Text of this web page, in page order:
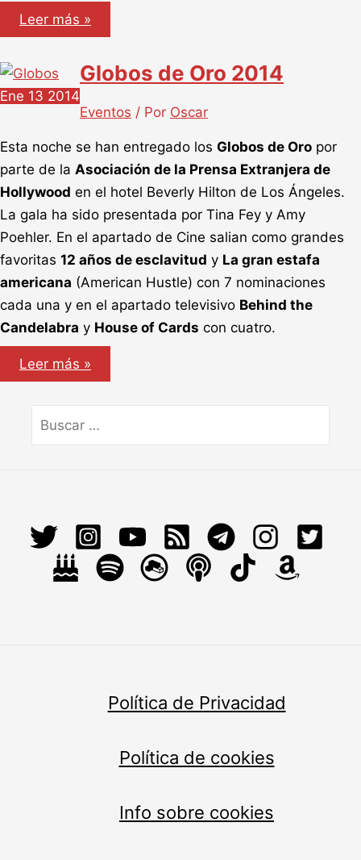
Premios
SAG,
Screen
Guild
Awards.
Leer más »
Ene 13 2014
Globos de Oro 2014
Eventos / Por Oscar
Esta noche se han entregado los Globos de Oro por
parte de la Asociación de la Prensa Extranjera de
Hollywood en el hotel Beverly Hilton de Los Ángeles.
La gala ha sido presentada por Tina Fey y Amy
Poehler. En el apartado de Cine salian como grandes
favoritas 12 años de esclavitud y La gran estafa
americana (American Hustle) con 7 nominaciones
cada una y en el apartado televisivo Behind the
Candelabra y House of Cards con cuatro.
Globos
de
Oro
Leer más »
por:
Política de Privacidad
Política de cookies
Info sobre cookies